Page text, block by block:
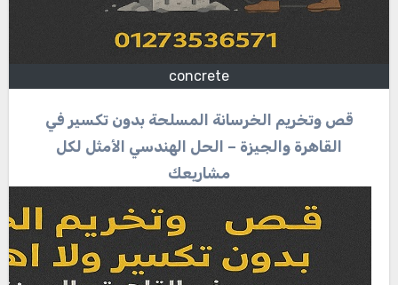
concrete
قص وتخريم الخرسانة المسلحة بدون تكسير في
القاهرة والجيزة – الحل الهندسي الأمثل لكل
مشاريعك